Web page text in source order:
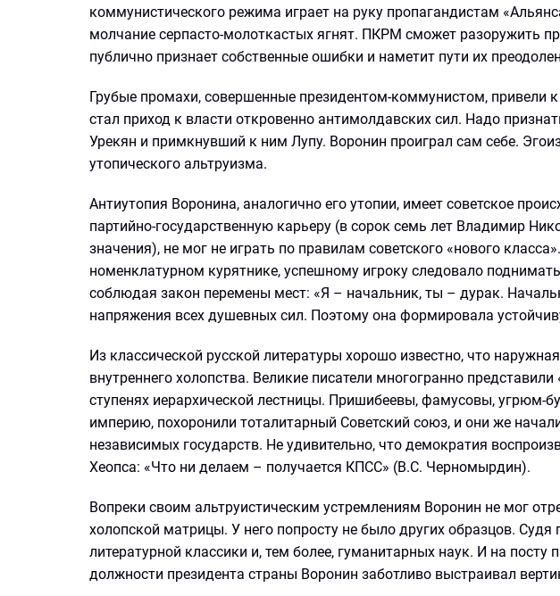
коммунистического режима играет на руку пропагандистам
молчание серпасто-молоткастых ягнят. ПКРМ сможет разоружить
публично признает собственные ошибки и наметит пути их
Грубые промахи, совершенные президентом-коммунистом,
стал приход к власти откровенно антимолдавских сил. Надо
Урекян и примкнувший к ним Лупу. Воронин проиграл сам себе.
утопического альтруизма.
Антиутопия Воронина, аналогично его утопии, имеет советское
партийно-государственную карьеру (в сорок семь лет Владимир
значения), не мог не играть по правилам советского «нового
номенклатурном курятнике, успешному игроку следовало
соблюдая закон перемены мест: «Я – начальник, ты – дурак.
напряжения всех душевных сил. Поэтому она формировала
Из классической русской литературы хорошо известно, что
внутреннего холопства. Великие писатели многогранно
ступенях иерархической лестницы. Пришибеевы, фамусовы, угрюм-
империю, похоронили тоталитарный Советский союз, и они же
независимых государств. Не удивительно, что демократия
Хеопса: «Что ни делаем – получается КПСС» (В.С. Черномырдин).
Вопреки своим альтруистическим устремлениям Воронин не мог
холопской матрицы. У него попросту не было других образцов. Судя
литературной классики и, тем более, гуманитарных наук. И на посту
должности президента страны Воронин заботливо выстраивал